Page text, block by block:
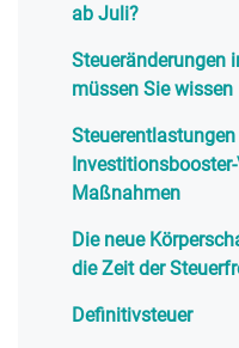
ab Juli?
Steueränderungen
müssen Sie wissen
Maßnahmen
Die neue
die Zeit der
Definitivsteuer